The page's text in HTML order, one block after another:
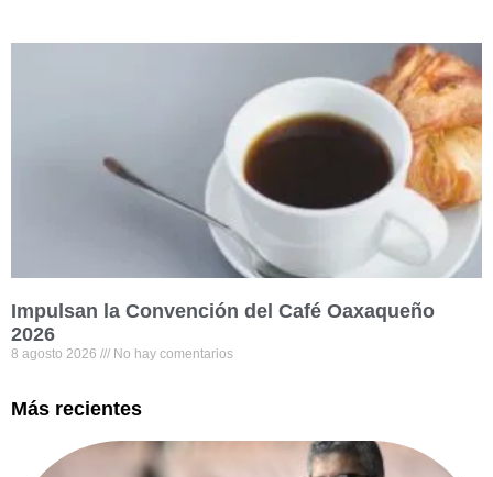
Impulsan la Convención del Café Oaxaqueño
2026
8 agosto 2026 No hay comentarios
Más recientes